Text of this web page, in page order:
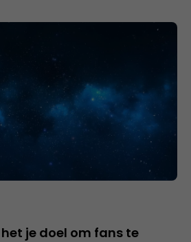
je doel om fans te